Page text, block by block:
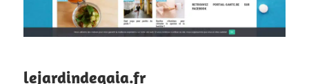
lejardindegaia.fr